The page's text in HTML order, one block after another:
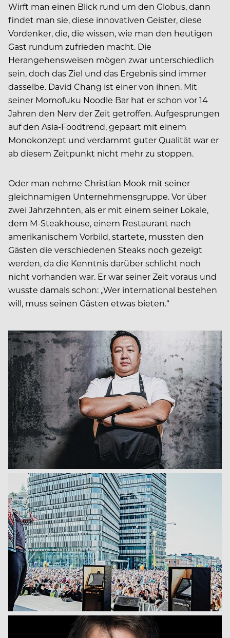
Wirft man einen Blick rund um den Globus, dann
findet man sie, diese innovativen Geister, diese
Vordenker, die, die wissen, wie man den heutigen
Gast rundum zufrieden macht. Die
Herangehensweisen mögen zwar unterschiedlich
sein, doch das Ziel und das Ergebnis sind immer
dasselbe. David Chang ist einer von ihnen. Mit
seiner Momofuku Noodle Bar hat er schon vor 14
Jahren den Nerv der Zeit getroffen. Aufgesprungen
auf den Asia-Foodtrend, gepaart mit einem
Monokonzept und verdammt guter Qualität war er
ab diesem Zeitpunkt nicht mehr zu stoppen.
Oder man nehme Christian Mook mit seiner
gleichnamigen Unternehmensgruppe. Vor über
zwei Jahrzehnten, als er mit einem seiner Lokale,
dem M-Steakhouse, einem Restaurant nach
amerikanischem Vorbild, startete, mussten den
Gästen die verschiedenen Steaks noch gezeigt
werden, da die Kenntnis darüber schlicht noch
nicht vorhanden war. Er war seiner Zeit voraus und
wusste damals schon: „Wer international bestehen
will, muss seinen Gästen etwas bieten.“